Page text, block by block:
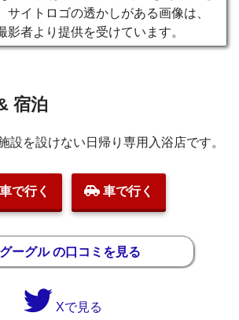
サイトロゴの透かしがある画像は、
影者より提供を受けています。
宿泊
設を設けない日帰り専用入浴店です。
で行く 車で行く
ーグル の口コミを見る
Xで見る